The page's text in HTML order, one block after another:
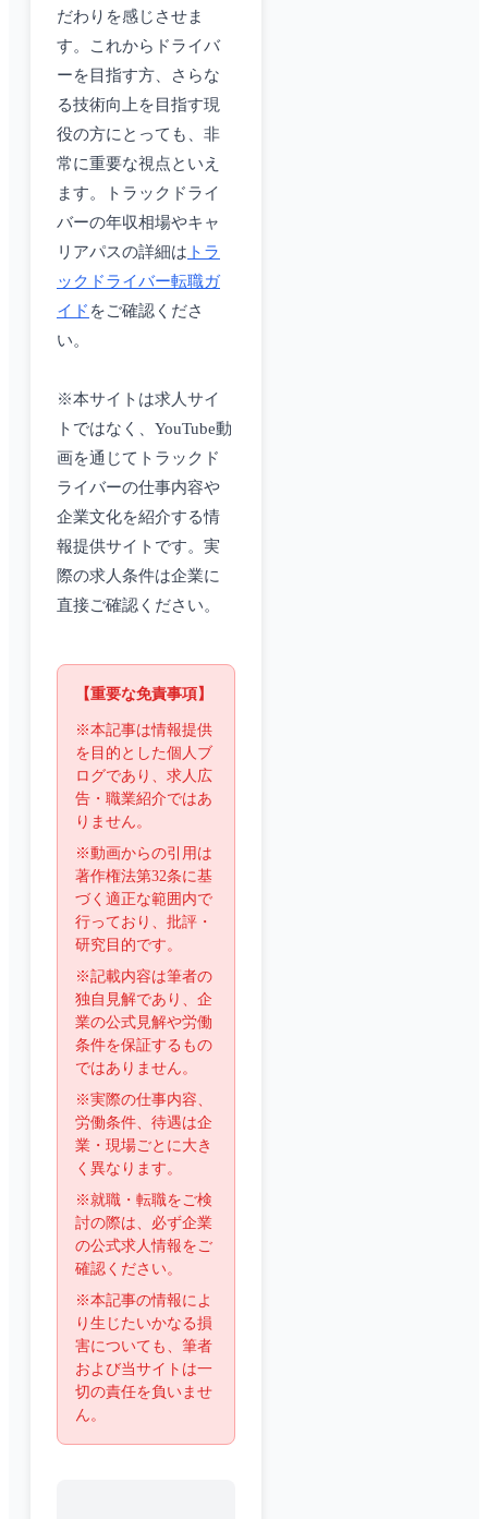
だわりを感じさせま
す。これからドライバ
ーを目指す方、さらな
る技術向上を目指す現
役の方にとっても、非
常に重要な視点といえ
ます。トラックドライ
バーの年収相場やキャ
リアパスの詳細は トラ
ックドライバー転職ガ
イド をご確認くださ
い。
※本サイトは求人サイ
トではなく、YouTube動
画を通じてトラックド
ライバーの仕事内容や
企業文化を紹介する情
報提供サイトです。実
際の求人条件は企業に
直接ご確認ください。
【重要な免責事項】
※本記事は情報提供
を目的とした個人ブ
ログであり、求人広
告・職業紹介ではあ
りません。
※動画からの引用は
著作権法第32条に基
づく適正な範囲内で
行っており、批評・
研究目的です。
※記載内容は筆者の
独自見解であり、企
業の公式見解や労働
条件を保証するもの
ではありません。
※実際の仕事内容、
労働条件、待遇は企
業・現場ごとに大き
く異なります。
※就職・転職をご検
討の際は、必ず企業
の公式求人情報をご
確認ください。
※本記事の情報によ
り生じたいかなる損
害についても、筆者
および当サイトは一
切の責任を負いませ
ん。